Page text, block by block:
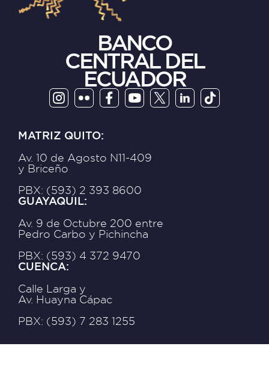
BANCO
CENTRAL DEL
ECUADOR
MATRIZ QUITO:
Av. 10 de Agosto N11-409
y Briceño
PBX: (593) 2 393 8600
GUAYAQUIL:
Av. 9 de Octubre 200 entre
Pedro Carbo y Pichincha
PBX: (593) 4 372 9470
CUENCA:
Calle Larga y
Av. Huayna Cápac
PBX: (593) 7 283 1255